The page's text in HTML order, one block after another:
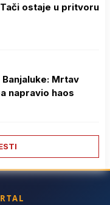
Tači ostaje u pritvoru
Mrtav
napravio haos